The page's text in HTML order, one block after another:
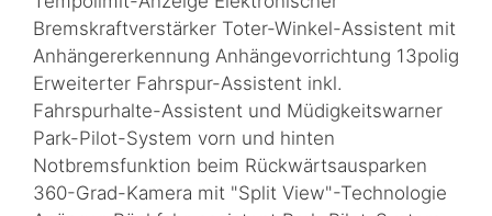
Bremskraftverstärker Toter-Winkel-Assistent mit
Anhängererkennung Anhängevorrichtung 13polig
Erweiterter Fahrspur-Assistent inkl.
Fahrspurhalte-Assistent und Müdigkeitswarner
Park-Pilot-System vorn und hinten
Notbremsfunktion beim Rückwärtsausparken
360-Grad-Kamera mit "Split View"-Technologie